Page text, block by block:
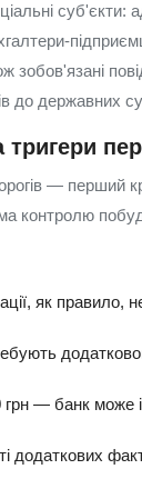
суб'єкти:
зобов'язані
до державних
— перший
контролю
як правило,
— банк може
додаткових